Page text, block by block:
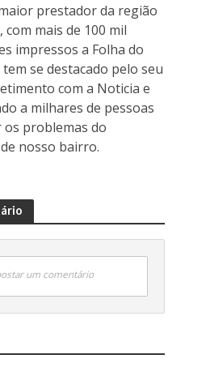
prestador da região
mais de 100 mil
impressos a Folha do
se destacado pelo seu
com a Noticia e
a milhares de pessoas
os problemas do
nosso bairro.
um comentário